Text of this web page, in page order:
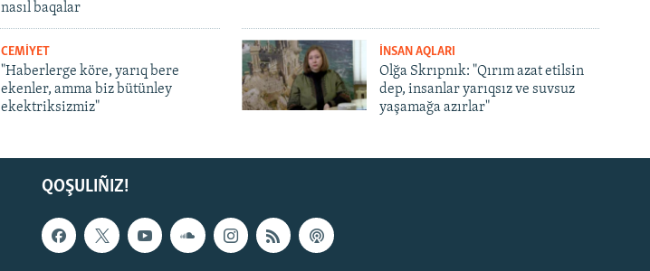
nasıl baqalar
CEMİYET
"Haberlerge köre, yarıq bere
ekenler, amma biz bütünley
ekektriksizmiz"
İNSAN AQLARI
Olğa Skrıpnık: "Qırım azat etilsin
dep, insanlar yarıqsız ve suvsuz
yaşamağa azırlar"
QOŞULIÑIZ!